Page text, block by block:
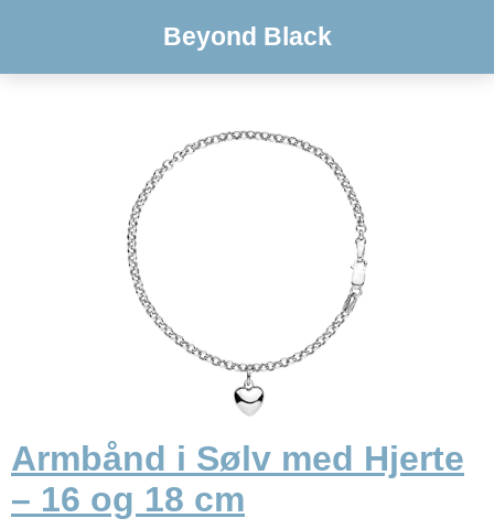
Beyond Black
Armbånd i Sølv med Hjerte
– 16 og 18 cm